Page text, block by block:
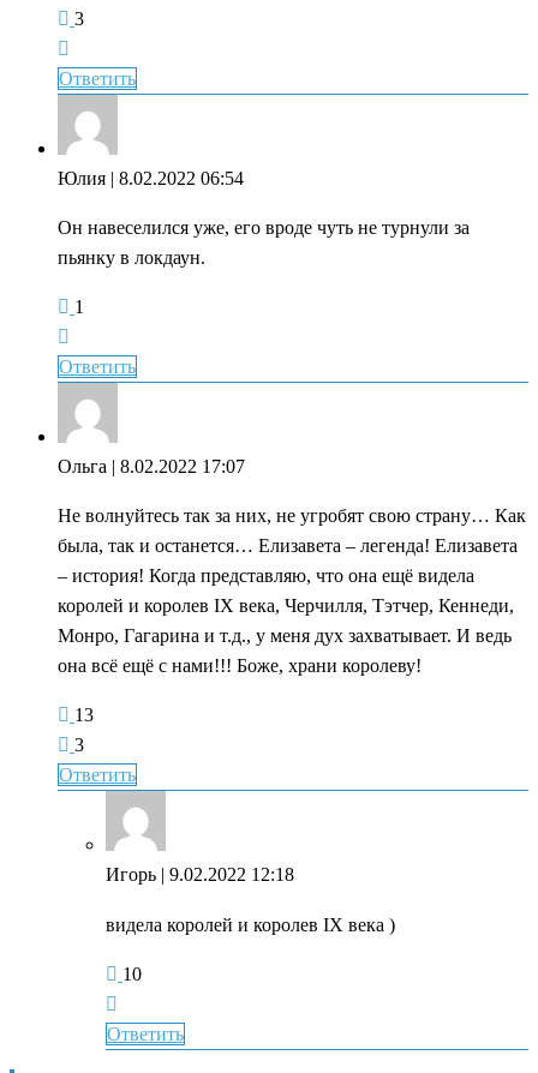
3
Ответить
Юлия | 8.02.2022 06:54
Он навеселился уже, его вроде чуть не турнули за
пьянку в локдаун.
1
Ответить
Ольга | 8.02.2022 17:07
Не волнуйтесь так за них, не угробят свою страну… Как
была, так и останется… Елизавета – легенда! Елизавета
– история! Когда представляю, что она ещё видела
королей и королев IХ века, Черчилля, Тэтчер, Кеннеди,
Монро, Гагарина и т.д., у меня дух захватывает. И ведь
она всё ещё с нами!!! Боже, храни королеву!
13
3
Ответить
Игорь | 9.02.2022 12:18
видела королей и королев IХ века )
10
Ответить